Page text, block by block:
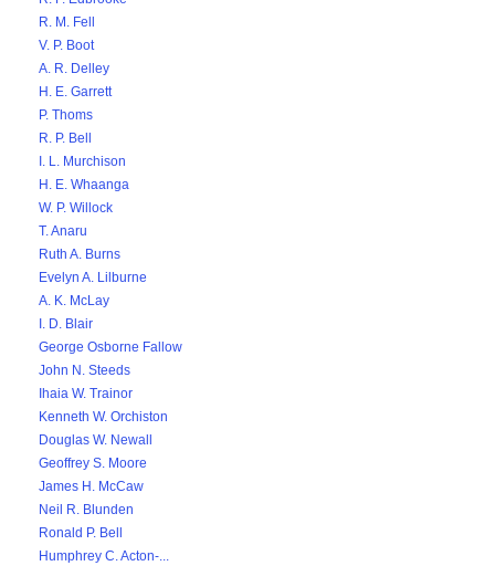
R. M. Fell
V. P. Boot
A. R. Delley
H. E. Garrett
P. Thoms
R. P. Bell
I. L. Murchison
H. E. Whaanga
W. P. Willock
T. Anaru
Ruth A. Burns
Evelyn A. Lilburne
A. K. McLay
I. D. Blair
George Osborne Fallow
John N. Steeds
Ihaia W. Trainor
Kenneth W. Orchiston
Douglas W. Newall
Geoffrey S. Moore
James H. McCaw
Neil R. Blunden
Ronald P. Bell
Humphrey C. Acton-...